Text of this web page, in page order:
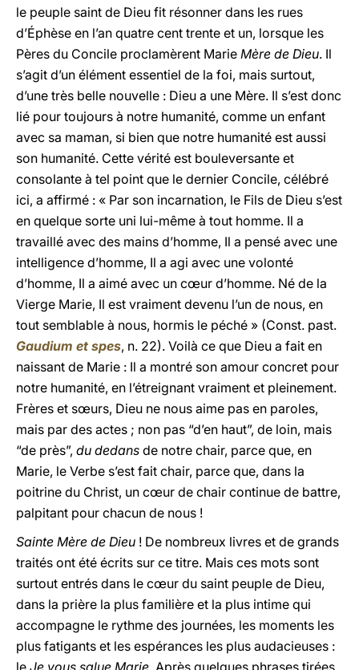
le peuple saint de Dieu fit résonner dans les rues
d’Éphèse en l’an quatre cent trente et un, lorsque les
Pères du Concile proclamèrent Marie Mère de Dieu. Il
s’agit d’un élément essentiel de la foi, mais surtout,
d’une très belle nouvelle : Dieu a une Mère. Il s’est donc
lié pour toujours à notre humanité, comme un enfant
avec sa maman, si bien que notre humanité est aussi
son humanité. Cette vérité est bouleversante et
consolante à tel point que le dernier Concile, célébré
ici, a affirmé : « Par son incarnation, le Fils de Dieu s’est
en quelque sorte uni lui-même à tout homme. Il a
travaillé avec des mains d’homme, Il a pensé avec une
intelligence d’homme, Il a agi avec une volonté
d’homme, Il a aimé avec un cœur d’homme. Né de la
Vierge Marie, Il est vraiment devenu l’un de nous, en
tout semblable à nous, hormis le péché » (Const. past.
Gaudium et spes, n. 22). Voilà ce que Dieu a fait en
naissant de Marie : Il a montré son amour concret pour
notre humanité, en l’étreignant vraiment et pleinement.
Frères et sœurs, Dieu ne nous aime pas en paroles,
mais par des actes ; non pas “d’en haut”, de loin, mais
“de près”, du dedans de notre chair, parce que, en
Marie, le Verbe s’est fait chair, parce que, dans la
poitrine du Christ, un cœur de chair continue de battre,
palpitant pour chacun de nous !
Sainte Mère de Dieu ! De nombreux livres et de grands
traités ont été écrits sur ce titre. Mais ces mots sont
surtout entrés dans le cœur du saint peuple de Dieu,
dans la prière la plus familière et la plus intime qui
accompagne le rythme des journées, les moments les
plus fatigants et les espérances les plus audacieuses :
le Je vous salue Marie. Après quelques phrases tirées